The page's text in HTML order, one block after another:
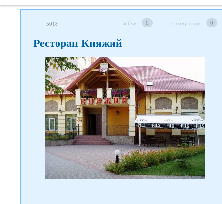
5018 я був 0 я хочу сюди 0
Ресторан Княжий
Слідкуйте за нами в соцмережах